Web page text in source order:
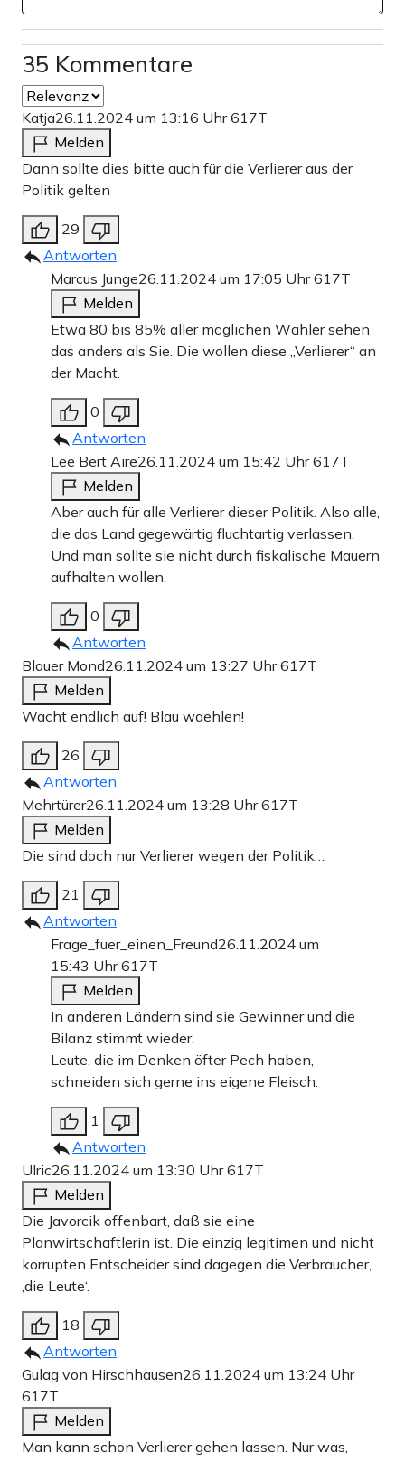
35 Kommentare
Katja26.11.2024 um 13:16 Uhr617T
Melden
Dann sollte dies bitte auch für die Verlierer aus der
Politik gelten
29
Antworten
Marcus Junge26.11.2024 um 17:05 Uhr617T
Melden
Etwa 80 bis 85% aller möglichen Wähler sehen
das anders als Sie. Die wollen diese „Verlierer“ an
der Macht.
0
Antworten
Lee Bert Aire26.11.2024 um 15:42 Uhr617T
Melden
Aber auch für alle Verlierer dieser Politik. Also alle,
die das Land gegewärtig fluchtartig verlassen.
Und man sollte sie nicht durch fiskalische Mauern
aufhalten wollen.
0
Antworten
Blauer Mond26.11.2024 um 13:27 Uhr617T
Melden
Wacht endlich auf! Blau waehlen!
26
Antworten
Mehrtürer26.11.2024 um 13:28 Uhr617T
Melden
Die sind doch nur Verlierer wegen der Politik…
21
Antworten
Frage_fuer_einen_Freund26.11.2024 um
15:43 Uhr617T
Melden
In anderen Ländern sind sie Gewinner und die
Bilanz stimmt wieder.
Leute, die im Denken öfter Pech haben,
schneiden sich gerne ins eigene Fleisch.
1
Antworten
Ulric26.11.2024 um 13:30 Uhr617T
Melden
Die Javorcik offenbart, daß sie eine
Planwirtschaftlerin ist. Die einzig legitimen und nicht
korrupten Entscheider sind dagegen die Verbraucher,
‚die Leute‘.
18
Antworten
Gulag von Hirschhausen26.11.2024 um 13:24 Uhr
617T
Melden
Man kann schon Verlierer gehen lassen. Nur was,